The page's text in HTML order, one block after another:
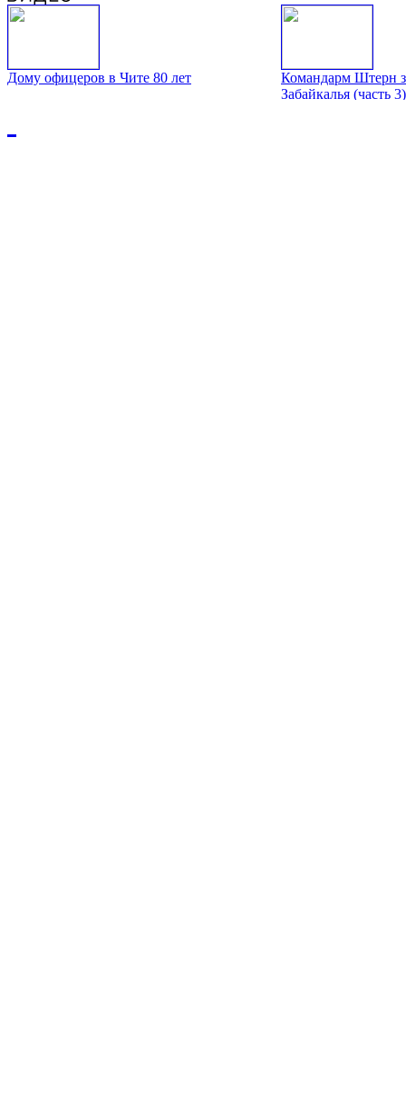
Дому офицеров в Чите 80 лет
Командарм Штерн
Забайкалья (часть 3)